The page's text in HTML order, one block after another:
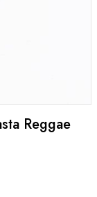
Reggae